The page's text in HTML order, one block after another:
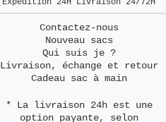
Expédition 24H Livraison 24/72H
Contactez-nous
Nouveau sacs
Qui suis je ?
Livraison, échange et retour
Cadeau sac à main
* La livraison 24h est une
option payante, selon